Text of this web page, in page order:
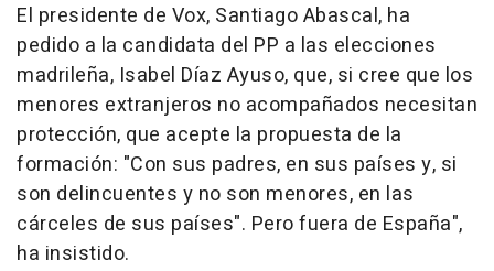
El presidente de Vox, Santiago Abascal, ha
pedido a la candidata del PP a las elecciones
madrileña, Isabel Díaz Ayuso, que, si cree que los
menores extranjeros no acompañados necesitan
protección, que acepte la propuesta de la
formación: "Con sus padres, en sus países y, si
son delincuentes y no son menores, en las
cárceles de sus países". Pero fuera de España",
ha insistido.